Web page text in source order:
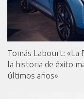
Tomás Labourt:
la historia de éxito
últimos años»